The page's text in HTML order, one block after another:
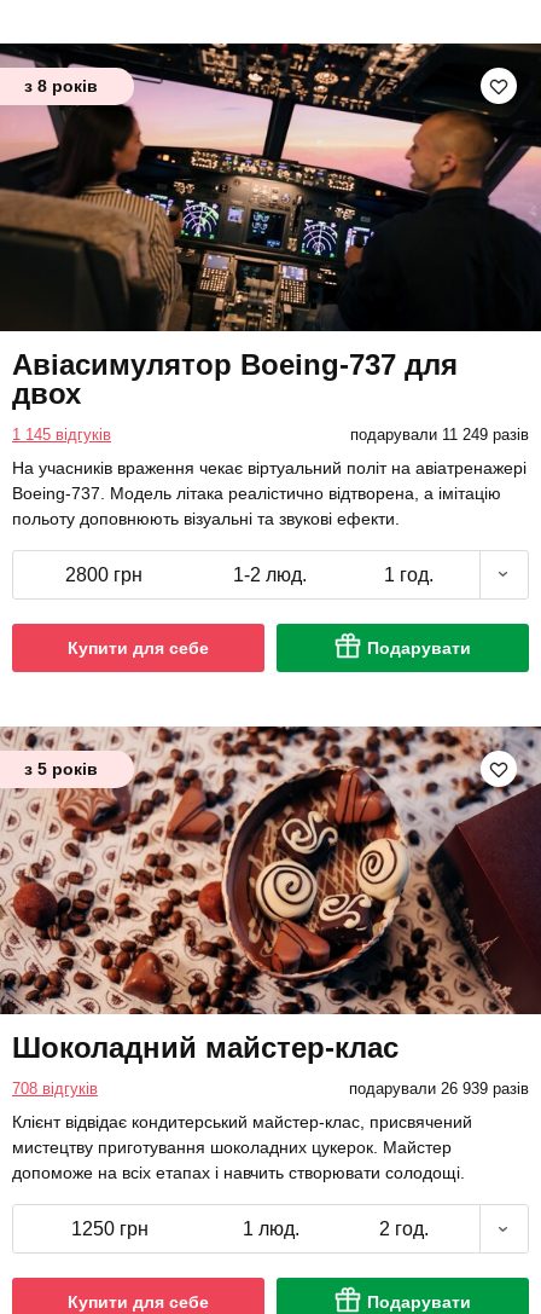
з 8 років
Авіасимулятор Boeing-737 для
двох
1 145 відгуків подарували 11 249 разів
На учасників враження чекає віртуальний політ на авіатренажері
Boeing-737. Модель літака реалістично відтворена, а імітацію
польоту доповнюють візуальні та звукові ефекти.
2800 грн 1-2 люд. 1 год.
Купити для себе Подарувати
з 5 років
Шоколадний майстер-клас
708 відгуків подарували 26 939 разів
Клієнт відвідає кондитерський майстер-клас, присвячений
мистецтву приготування шоколадних цукерок. Майстер
допоможе на всіх етапах і навчить створювати солодощі.
1250 грн 1 люд. 2 год.
Купити для себе Подарувати